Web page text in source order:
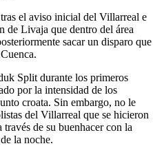
el aviso inicial del Villarreal e
de Livaja que dentro del área
sacar un disparo que
Split durante los primeros
por la intensidad de los
croata. Sin embargo, no le
del Villarreal que se hicieron
de su buenhacer con la
la noche.